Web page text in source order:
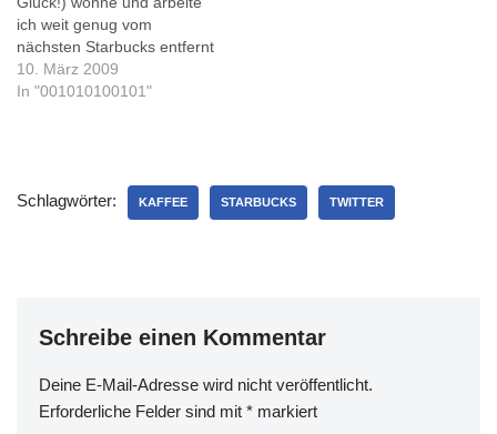
doch für einen anderen
Kaffee entschieden.
Sicher…
ich weit genug vom
nächsten Starbucks entfernt
- Nico hat es da etwas
leichter, den neuen
einen Gratis-Kaffee...
10. März 2009
In "001010100101"
Schlagwörter: KAFFEE STARBUCKS TWITTER
Schreibe einen Kommentar
Deine E-Mail-Adresse wird nicht veröffentlicht.
Erforderliche Felder sind mit * markiert